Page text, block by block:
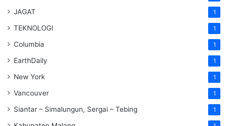
JAGAT 1
TEKNOLOGI 1
Columbia 1
EarthDaily 1
New York 1
Vancouver 1
Siantar – Simalungun, Sergai – Tebing 1